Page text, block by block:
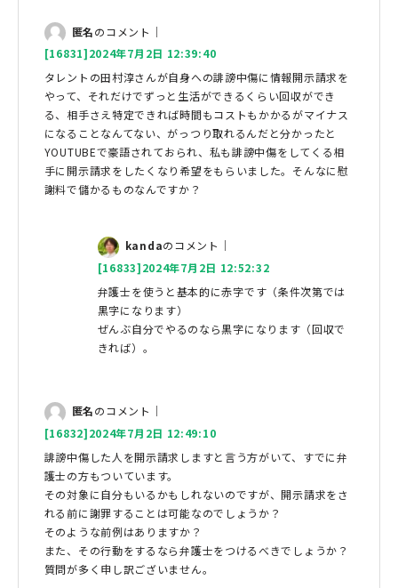
匿名のコメント｜
[16831]2024年7月2日 12:39:40
タレントの田村淳さんが自身への誹謗中傷に情報開示請求を
やって、それだけでずっと生活ができるくらい回収ができ
る、相手さえ特定できれば時間もコストもかかるがマイナス
になることなんてない、がっつり取れるんだと分かったと
YOUTUBEで豪語されておられ、私も誹謗中傷をしてくる相
手に開示請求をしたくなり希望をもらいました。そんなに慰
謝料で儲かるものなんですか？
kandaのコメント｜
[16833]2024年7月2日 12:52:32
弁護士を使うと基本的に赤字です（条件次第では
黒字になります）
ぜんぶ自分でやるのなら黒字になります（回収で
きれば）。
匿名のコメント｜
[16832]2024年7月2日 12:49:10
誹謗中傷した人を開示請求しますと言う方がいて、すでに弁
護士の方もついています。
その対象に自分もいるかもしれないのですが、開示請求をさ
れる前に謝罪することは可能なのでしょうか？
そのような前例はありますか？
また、その行動をするなら弁護士をつけるべきでしょうか？
質問が多く申し訳ございません。